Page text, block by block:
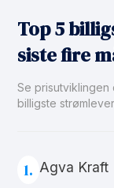
Top 5
siste fire
Se
billigste
1. Agva Kraft